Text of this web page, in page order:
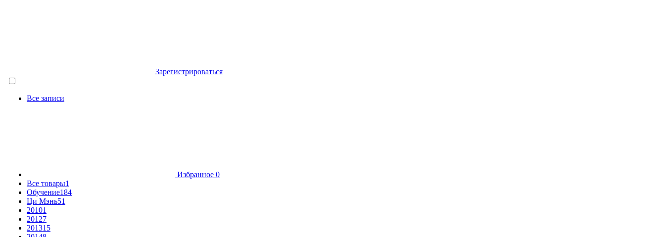
Зарегистрироваться
Все записи
Избранное 0
Все товары1
Обучение184
Ци Мэнь51
20101
20127
201315